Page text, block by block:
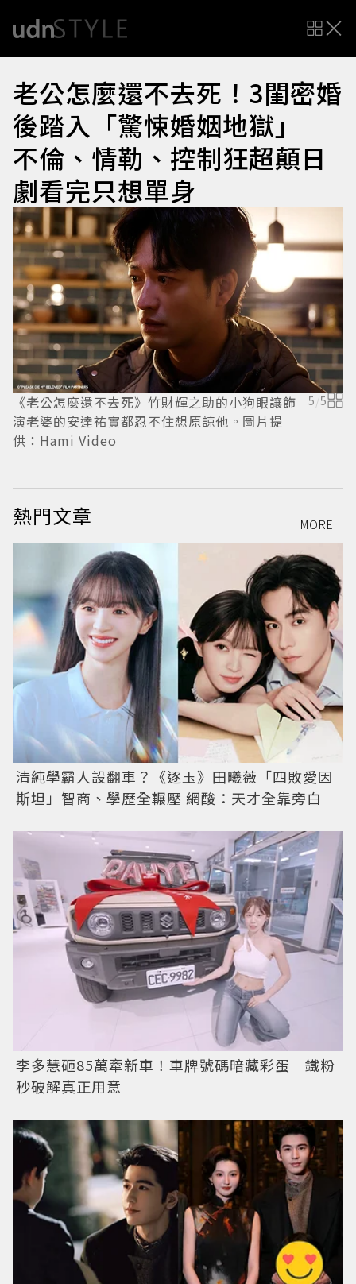
老公怎麼還不去死！3閨密婚
後踏入「驚悚婚姻地獄」
不倫、情勒、控制狂超顛日
劇看完只想單身
《老公怎麼還不去死》竹財輝之助的小狗眼讓飾
演老婆的安達祐實都忍不住想原諒他。圖片提
供：Hami Video
5 /5
熱門文章 MORE
清純學霸人設翻車？《逐玉》田曦薇「四敗愛因
斯坦」智商、學歷全輾壓 網酸：天才全靠旁白
李多慧砸85萬牽新車！車牌號碼暗藏彩蛋 鐵粉
秒破解真正用意